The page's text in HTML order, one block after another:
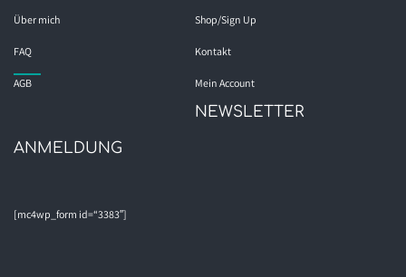
Über mich Shop/Sign Up
FAQ Kontakt
AGB Mein Account
NEWSLETTER
ANMELDUNG
[mc4wp_form id=“3383″]